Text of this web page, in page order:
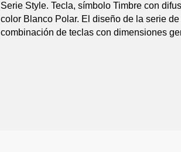
Serie Style. Tecla, símbolo Timbre con
color Blanco Polar. El diseño de la serie
combinación de teclas con dimensiones